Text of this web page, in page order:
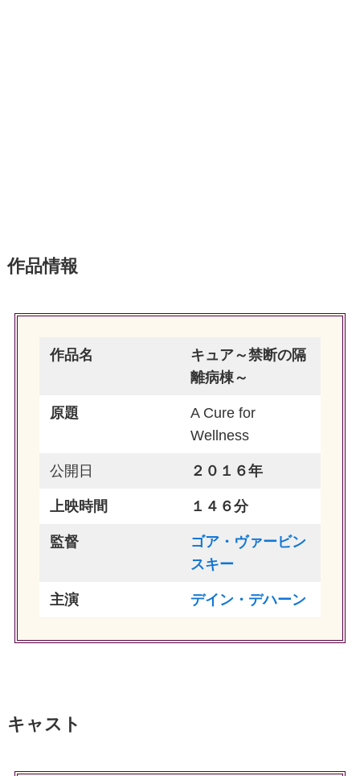
作品情報
作品名
キュア～禁断の隔
離病棟～
原題
A Cure for
Wellness
公開日 ２０１６年
上映時間 １４６分
監督
ゴア・ヴァービン
スキー
主演 デイン・デハーン
キャスト